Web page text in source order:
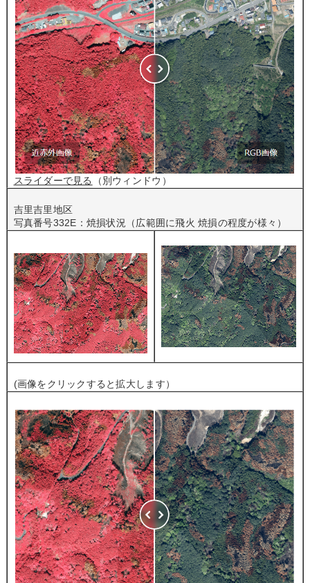
スライダーで見る （別ウィンドウ）
吉里吉里地区
写真番号332E：焼損状況（広範囲に飛火 焼損の程度が様々）
(画像をクリックすると拡大します）